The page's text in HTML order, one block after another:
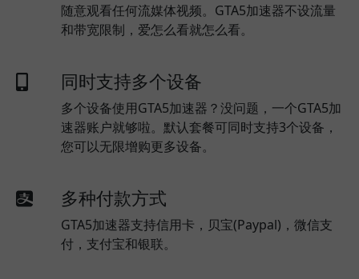
随意观看任何流媒体视频。GTA5加速器不设流量
和带宽限制，爱怎么看就怎么看。
同时支持多个设备
多个设备使用GTA5加速器？没问题，一个GTA5加
速器账户就够啦。默认套餐可同时支持3个设备，
您可以无限增购更多设备。
多种付款方式
GTA5加速器支持信用卡，贝宝(Paypal)，微信支
付，支付宝和银联。